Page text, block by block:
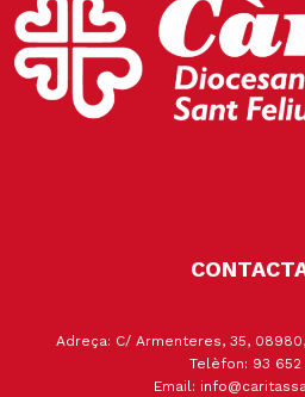
Adreça: C/ Armenteres, 35,
Telèfon: 93 652
Email: